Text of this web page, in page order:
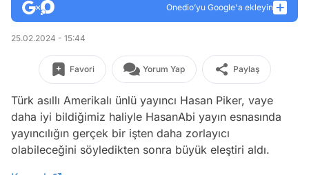
Onedio’yu Google'a ekleyin
25.02.2024 - 15:44
Favori Yorum Yap Paylaş
Türk asıllı Amerikalı ünlü yayıncı Hasan Piker, vaye
daha iyi bildiğimiz haliyle HasanAbi yayın esnasında
yayıncılığın gerçek bir işten daha zorlayıcı
olabileceğini söyledikten sonra büyük eleştiri aldı.